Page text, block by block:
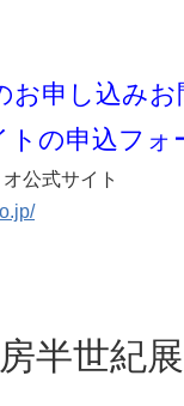
お申し込みお
の申込フォ
公式サイト
房半世紀